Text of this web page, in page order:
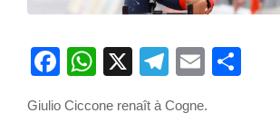
Facebook
WhatsApp
X Telegram
Email
Giulio Ciccone renaît à Cogne.